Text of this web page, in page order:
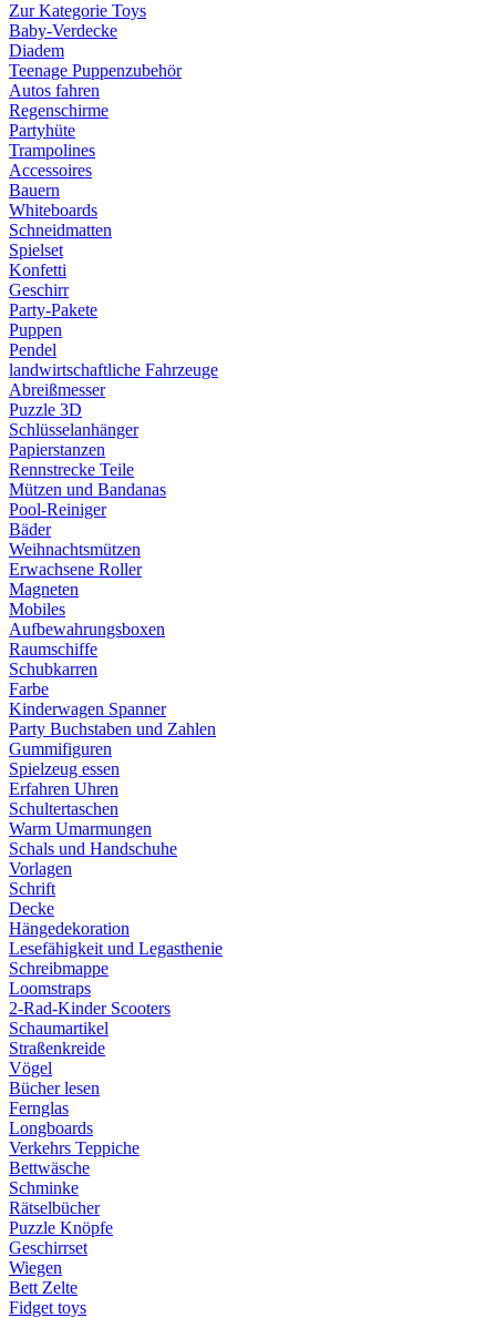
Zur Kategorie Toys
Baby-Verdecke
Diadem
Teenage Puppenzubehör
Autos fahren
Regenschirme
Partyhüte
Trampolines
Accessoires
Bauern
Whiteboards
Schneidmatten
Spielset
Konfetti
Geschirr
Party-Pakete
Puppen
Pendel
landwirtschaftliche Fahrzeuge
Abreißmesser
Puzzle 3D
Schlüsselanhänger
Papierstanzen
Rennstrecke Teile
Mützen und Bandanas
Pool-Reiniger
Bäder
Weihnachtsmützen
Erwachsene Roller
Magneten
Mobiles
Aufbewahrungsboxen
Raumschiffe
Schubkarren
Farbe
Kinderwagen Spanner
Party Buchstaben und Zahlen
Gummifiguren
Spielzeug essen
Erfahren Uhren
Schultertaschen
Warm Umarmungen
Schals und Handschuhe
Vorlagen
Schrift
Decke
Hängedekoration
Lesefähigkeit und Legasthenie
Schreibmappe
Loomstraps
2-Rad-Kinder Scooters
Schaumartikel
Straßenkreide
Vögel
Bücher lesen
Fernglas
Longboards
Verkehrs Teppiche
Bettwäsche
Schminke
Rätselbücher
Puzzle Knöpfe
Geschirrset
Wiegen
Bett Zelte
Fidget toys